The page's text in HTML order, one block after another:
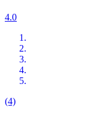
4.0
(4)